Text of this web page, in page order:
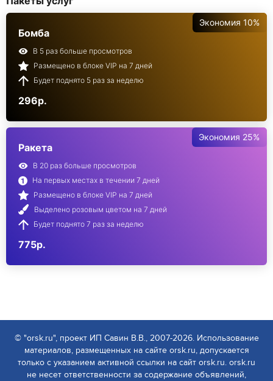
Экономия 10%
Бомба
В 5 раз больше просмотров
Размещено в блоке VIP на 7 дней
Будет поднято 5 раз за неделю
296р.
Экономия 25%
Ракета
В 20 раз больше просмотров
На первых местах в течении 7 дней
Размещено в блоке VIP на 7 дней
Выделено розовым цветом на 7 дней
Будет поднято 7 раз за неделю
775р.
© "orsk.ru", проект ИП Савин В.В., 2007-2026. Использование
материалов, размещенных на сайте orsk.ru, допускается
только с указанием активной ссылки на сайт orsk.ru. orsk.ru
не несет ответственности за содержание объявлений,